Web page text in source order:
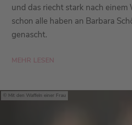
und das riecht stark nach einem
schon alle haben an Barbara
genascht.
MEHR LESEN
Mit den Waffeln einer Frau